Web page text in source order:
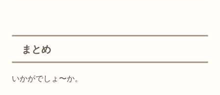
まとめ
いかがでしょ〜か。